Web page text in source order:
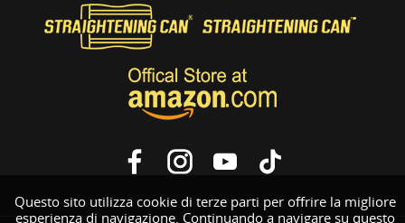
Questo sito utilizza cookie di terze parti per offrire la migliore
esperienza di navigazione. Continuando a navigare su questo